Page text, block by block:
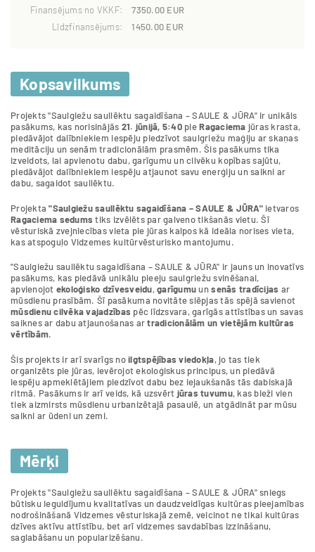
Finansējums no VKKF:
7350.00 EUR
Līdzfinansējums:
1450.00 EUR
Kopsavilkums
Projekts "Saulgiežu saullēktu sagaidīšana – SAULE & JŪRA" ir unikāls
pasākums, kas norisinājās 21. jūnijā, 5:40pieRagaciema jūras krasta,
piedāvājot dalībniekiem iespēju piedzīvot saulgriežu maģiju ar skaņas
meditāciju un senām tradicionālām prasmēm. Šis pasākums tika
izveidots, lai apvienotu dabu, garīgumu un cilvēku kopības sajūtu,
piedāvājot dalībniekiem iespēju atjaunot savu enerģiju un saikni ar
dabu, sagaidot saullēktu.
Projekta"Saulgiežu saullēktu sagaidīšana – SAULE & JŪRA"ietvaros
Ragaciema sedums tiks izvēlēts par galveno tikšanās vietu. Šī
vēsturiskā zvejniecības vieta pie jūras kalpos kā ideāla norises vieta,
kas atspoguļo Vidzemes kultūrvēsturisko mantojumu.
"Saulgiežu saullēktu sagaidīšana – SAULE & JŪRA" ir jauns un inovatīvs
pasākums, kas piedāvā unikālu pieeju saulgriežu svinēšanai,
apvienojot ekoloģisko dzīvesveidu,garīgumuunsenās tradīcijas ar
mūsdienu prasībām. Šī pasākuma novitāte slēpjas tās spējā savienot
mūsdienu cilvēka vajadzības pēc līdzsvara, garīgās attīstības un savas
saiknes ar dabu atjaunošanas artradicionālām un vietējām kultūras
vērtībām.
Šis projekts ir arī svarīgs noilgtspējības viedokļa, jo tas tiek
organizēts pie jūras, ievērojot ekoloģiskus principus, un piedāvā
iespēju apmeklētājiem piedzīvot dabu bez iejaukšanās tās dabiskajā
ritmā. Pasākums ir arī veids, kā uzsvērt jūras tuvumu, kas bieži vien
tiek aizmirsts mūsdienu urbanizētajā pasaulē, un atgādināt par mūsu
saikni ar ūdeni un zemi.
Mērķi
Projekts "Saulgiežu saullēktu sagaidīšana – SAULE & JŪRA" sniegs
būtisku ieguldījumu kvalitatīvas un daudzveidīgas kultūras pieejamības
nodrošināšanā Vidzemes vēsturiskajā zemē, veicinot ne tikai kultūras
dzīves aktīvu attīstību, bet arī vidzemes savdabības izzināšanu,
saglabāšanu un popularizēšanu.